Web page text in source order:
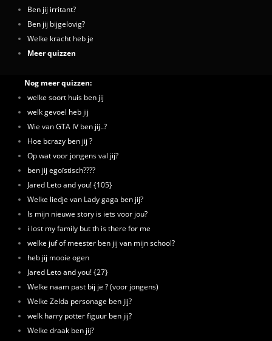
Ben jij irritant?
Ben jij bijgelovig?
Welke kracht heb je
Meer quizzen
Nog meer quizzen:
welke soort huis ben jij
welk gevoel heb jij
Wie van GTA IV ben jij..?
Hoe bcrazy ben jij ?
Op wat voor jongens val jij?
ben jij egoïstisch????
Jared Leto and you! {105}
Welke liedje van Lady gaga ben jij?
Is mijn nieuwe story is iets voor jou?
i lost my family but th is there for me
welke juf of meester ben jij van mijn school?
heb jij mooie ogen
Jared Leto and you! {27}
Welke naam past bij je ? (voor jongens)
Welke Zelda personage ben jij?
welk harry potter figuur ben jij?
Welke draak ben jij?